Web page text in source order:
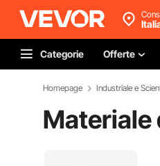
Categorie Offerte
Homepage Industriale e
Materiale